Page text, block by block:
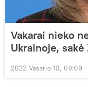
Vakarai nieko
Ukrainoje, sakė
2022 Vasario 10, 09:09